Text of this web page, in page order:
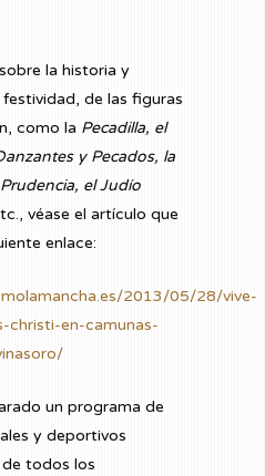
la historia y
de las figuras
como la Pecadilla, el
y Pecados, la
el Judío
véase el artículo que
enlace:
2013/05/28/vive-
christi-en-camunas-
un programa de
y deportivos
todos los